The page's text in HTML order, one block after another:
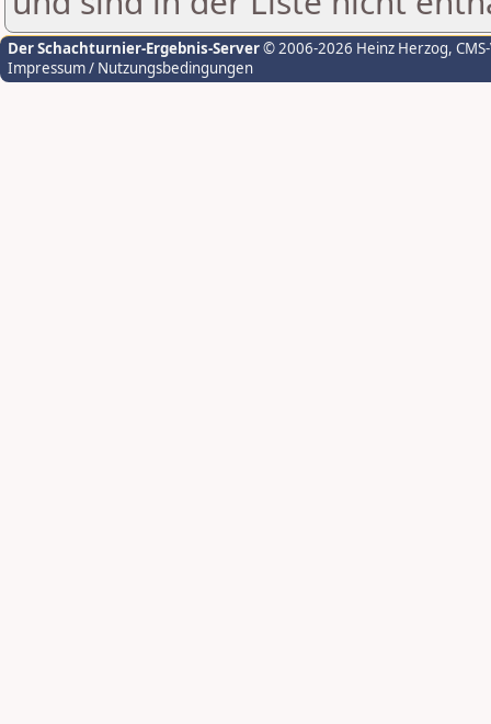
Der Schachturnier-Ergebnis-Server© 2006-2026 Heinz Herzog,
Impressum / Nutzungsbedingungen